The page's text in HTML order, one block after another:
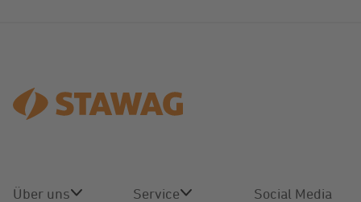
Über uns Service Social Media